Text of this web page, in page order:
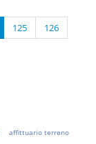
125
126
affittuario terreno